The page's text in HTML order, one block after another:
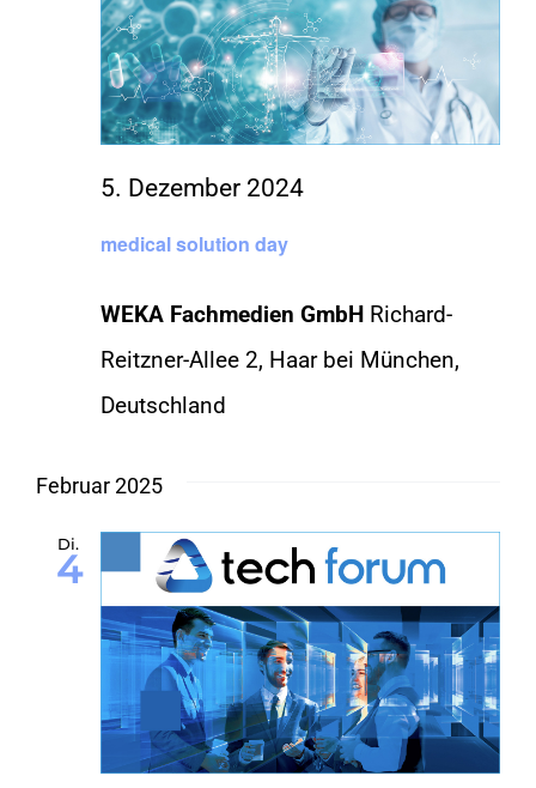
medical solution day
5. Dezember 2024
WEKA Fachmedien GmbH Richard-
Reitzner-Allee 2, Haar bei München,
Deutschland
Februar 2025
Di.
4